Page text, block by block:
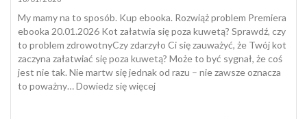
My mamy na to sposób. Kup ebooka. Rozwiąż problem Premiera
ebooka 20.01.2026 Kot załatwia się poza kuwetą? Sprawdź, czy
to problem zdrowotnyCzy zdarzyło Ci się zauważyć, że Twój kot
zaczyna załatwiać się poza kuwetą? Może to być sygnał, że coś
jest nie tak. Nie martw się jednak od razu – nie zawsze oznacza
to poważny…Dowiedz się więcej: